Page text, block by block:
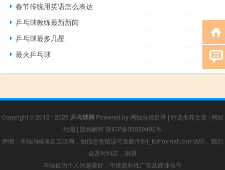
春节传统用英语怎么表达
乒乓球教练最新新闻
乒乓球最多几星
最火乒乓球
Copyright © 2012 - 2026 乒乓球网 Powered by 网站分类目录 | 精选推荐文章 | 网站
地图 | 疑难解答 陕ICP备05039492号
声明：本站内容来自互联网，如信息有错误可发邮件到f_fb#foxmail.com说明，我们
会及时纠正，谢谢
本站仅为个人兴趣爱好，不接盈利性广告及商业合作